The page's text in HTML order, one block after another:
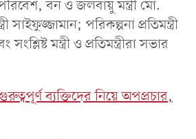
বন ও জলবায়ু মন্ত্রী মো.
সাইফুজ্জামান; পরিকল্পনা প্রতিমন্ত্রী
মন্ত্রী ও প্রতিমন্ত্রীরা সভার
গুরুত্বপূর্ণ ব্যক্তিদের নিয়ে অপপ্রচার,